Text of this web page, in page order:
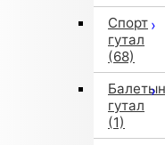
Спорт
гутал
(68)
Балетын
гутал
(1)